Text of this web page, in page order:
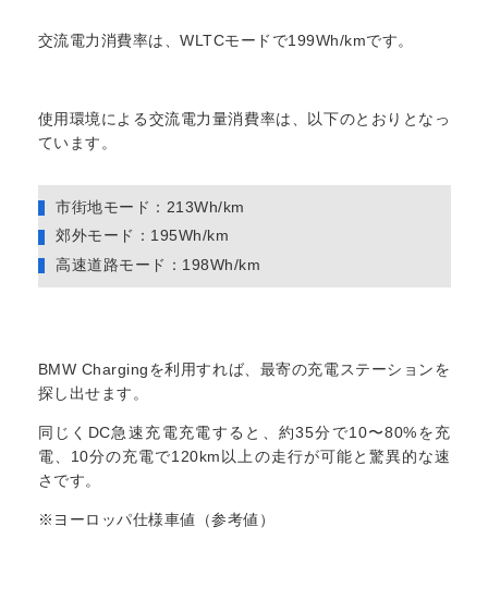
交流電力消費率は、WLTCモードで199Wh/kmです。
使用環境による交流電力量消費率は、以下のとおりとなっ
ています。
市街地モード：213Wh/km
郊外モード：195Wh/km
高速道路モード：198Wh/km
BMW Chargingを利用すれば、最寄の充電ステーションを
探し出せます。
同じくDC急速充電充電すると、約35分で10〜80%を充
電、10分の充電で120km以上の走行が可能と驚異的な速
さです。
※ヨーロッパ仕様車値（参考値）